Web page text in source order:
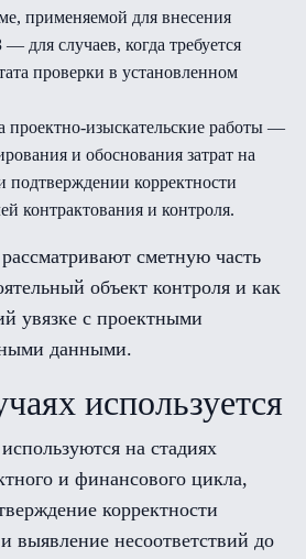
применяемой для внесения
для случаев, когда требуется
проверки в установленном
проектно-изыскательские работы —
и обоснования затрат на
корректности
контрактования и контроля.
сметную часть
объект контроля и как
увязке с проектными
данными.
используется
на стадиях
и финансового цикла,
корректности
выявление несоответствий до